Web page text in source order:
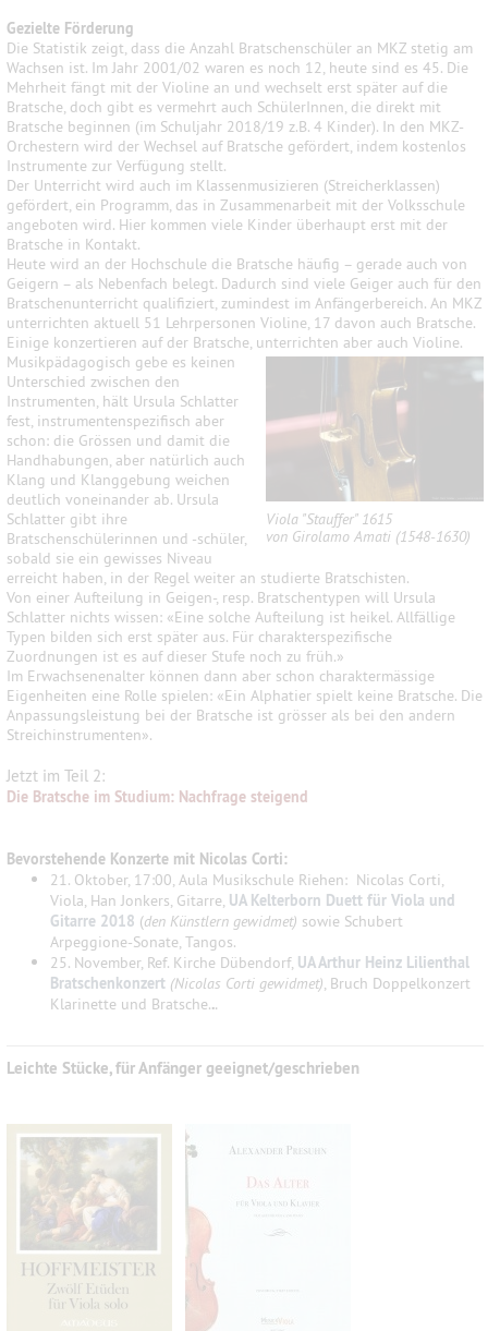
Gezielte Förderung
Die Statistik zeigt, dass die Anzahl Bratschenschüler an MKZ stetig am
Wachsen ist. Im Jahr 2001/02 waren es noch 12, heute sind es 45. Die
Mehrheit fängt mit der Violine an und wechselt erst später auf die
Bratsche, doch gibt es vermehrt auch SchülerInnen, die direkt mit
Bratsche beginnen (im Schuljahr 2018/19 z.B. 4 Kinder). In den MKZ-
Orchestern wird der Wechsel auf Bratsche gefördert, indem kostenlos
Instrumente zur Verfügung stellt.
Der Unterricht wird auch im Klassenmusizieren (Streicherklassen)
gefördert, ein Programm, das in Zusammenarbeit mit der Volksschule
angeboten wird. Hier kommen viele Kinder überhaupt erst mit der
Bratsche in Kontakt.
Heute wird an der Hochschule die Bratsche häufig – gerade auch von
Geigern – als Nebenfach belegt. Dadurch sind viele Geiger auch für den
Bratschenunterricht qualifiziert, zumindest im Anfängerbereich.An MKZ
unterrichten aktuell 51 Lehrpersonen Violine, 17 davon auch Bratsche.
Einige konzertieren auf der Bratsche, unterrichten aber auch Violine.
Viola "Stauffer" 1615
von Girolamo Amati (1548-1630)
Musikpädagogisch gebe es keinen
Unterschied zwischen den
Instrumenten, hält Ursula Schlatter
fest, instrumentenspezifisch aber
schon: die Grössen und damit die
Handhabungen, aber natürlich auch
Klang und Klanggebung weichen
deutlich voneinander ab. Ursula
Schlatter gibt ihre
Bratschenschülerinnen und -schüler,
sobald sie ein gewisses Niveau
erreicht haben, in der Regel weiter an studierte Bratschisten.
Von einer Aufteilung in Geigen-, resp. Bratschentypen will Ursula
Schlatter nichts wissen: «Eine solche Aufteilung ist heikel. Allfällige
Typen bilden sich erst später aus. Für charakterspezifische
Zuordnungen ist es auf dieser Stufe noch zu früh.»
Im Erwachsenenalter können dann aber schon charaktermässige
Eigenheiten eine Rolle spielen: «Ein Alphatier spielt keine Bratsche. Die
Anpassungsleistung bei der Bratsche ist grösser als bei den andern
Streichinstrumenten».
Jetzt im Teil 2:
Die Bratsche im Studium: Nachfrage steigend
Bevorstehende Konzerte mit Nicolas Corti:
21. Oktober, 17:00, Aula Musikschule Riehen: Nicolas Corti,
Viola, Han Jonkers, Gitarre, UA Kelterborn Duett für Viola und
Gitarre 2018 (den Künstlern gewidmet) sowie Schubert
Arpeggione-Sonate, Tangos.
25. November, Ref. Kirche Dübendorf, UA Arthur Heinz Lilienthal
Bratschenkonzert (Nicolas Corti gewidmet), Bruch Doppelkonzert
Klarinette und Bratsche...
Leichte Stücke, für Anfänger geeignet/geschrieben